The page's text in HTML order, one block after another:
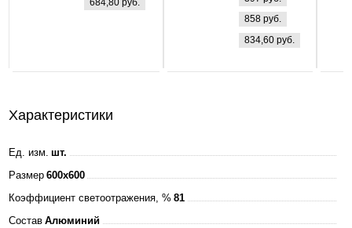
684,80 руб.
LP-eco
ПРИЗМА 36Вт
160-260В
858 руб.
834,60 руб.
Характеристики
Ед. изм. шт.
Размер 600x600
Коэффициент светоотражения, % 81
Состав Алюминий